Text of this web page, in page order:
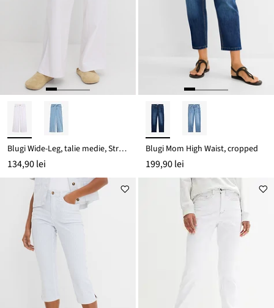
Blugi Wide-Leg, talie medie, Stretch
134,90 lei
Blugi Mom High Waist, cropped
199,90 lei